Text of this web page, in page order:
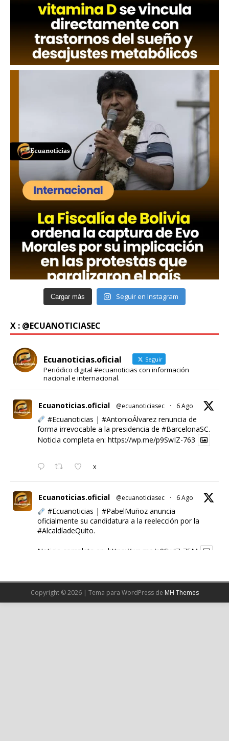
Cargar más Seguir en Instagram
X : @ECUANOTICIASEC
Ecuanoticias.oficial Seguir
Periódico digital #ecuanoticias con información
nacional e internacional.
Ecuanoticias.oficial @ecuanoticiasec · 6 Ago
#Ecuanoticias | #AntonioÁlvarezrenuncia de
forma irrevocable a la presidencia de #BarcelonaSC.
Noticia completa en: https://wp.me/p9SwIZ-763
X
Ecuanoticias.oficial @ecuanoticiasec · 6 Ago
#Ecuanoticias | #PabelMuñozanuncia
oficialmente su candidatura a la reelección por la
#AlcaldíadeQuito.
Noticia completa en: https://wp.me/p9SwIZ-75M
Cargar más
Copyright © 2026 | Tema para WordPress de MH Themes